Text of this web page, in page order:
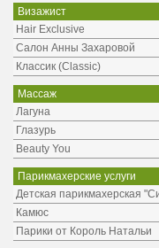
Визажист
Hair Exclusive
Салон Анны Захаровой
Классик (Classic)
Массаж
Лагуна
Глазурь
Beauty You
Парикмахерские услуги
Детская парикмахерская
Камюс
Парики от Король Натальи